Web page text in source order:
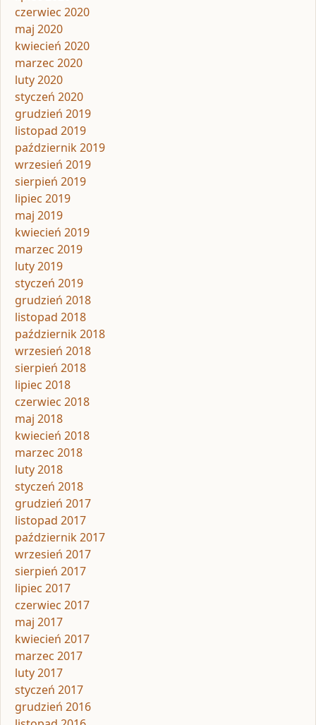
czerwiec 2020
maj 2020
kwiecień 2020
marzec 2020
luty 2020
styczeń 2020
grudzień 2019
listopad 2019
październik 2019
wrzesień 2019
sierpień 2019
lipiec 2019
maj 2019
kwiecień 2019
marzec 2019
luty 2019
styczeń 2019
grudzień 2018
listopad 2018
październik 2018
wrzesień 2018
sierpień 2018
lipiec 2018
czerwiec 2018
maj 2018
kwiecień 2018
marzec 2018
luty 2018
styczeń 2018
grudzień 2017
listopad 2017
październik 2017
wrzesień 2017
sierpień 2017
lipiec 2017
czerwiec 2017
maj 2017
kwiecień 2017
marzec 2017
luty 2017
styczeń 2017
grudzień 2016